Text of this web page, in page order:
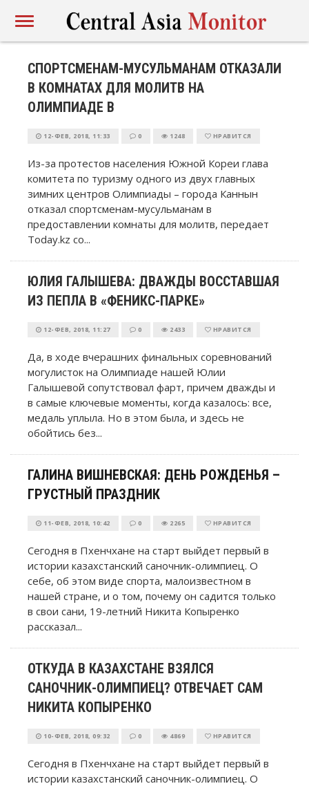
СПОРТСМЕНАМ-МУСУЛЬМАНАМ ОТКАЗАЛИ
В КОМНАТАХ ДЛЯ МОЛИТВ НА
ОЛИМПИАДЕ В
12-ФЕВ, 2018, 11:33 0 1248 НРАВИТСЯ
Из-за протестов населения Южной Кореи глава
комитета по туризму одного из двух главных
зимних центров Олимпиады – города Каннын
отказал спортсменам-мусульманам в
предоставлении комнаты для молитв, передает
Today.kz со...
ЮЛИЯ ГАЛЫШЕВА: ДВАЖДЫ ВОССТАВШАЯ
ИЗ ПЕПЛА В «ФЕНИКС-ПАРКЕ»
12-ФЕВ, 2018, 11:27 0 2433 НРАВИТСЯ
Да, в ходе вчерашних финальных соревнований
могулисток на Олимпиаде нашей Юлии
Галышевой сопутствовал фарт, причем дважды и
в самые ключевые моменты, когда казалось: все,
медаль уплыла. Но в этом была, и здесь не
обойтись без...
ГАЛИНА ВИШНЕВСКАЯ: ДЕНЬ РОЖДЕНЬЯ –
ГРУСТНЫЙ ПРАЗДНИК
11-ФЕВ, 2018, 10:42 0 2265 НРАВИТСЯ
Сегодня в Пхенчхане на старт выйдет первый в
истории казахстанский саночник-олимпиец. О
себе, об этом виде спорта, малоизвестном в
нашей стране, и о том, почему он садится только
в свои сани, 19-летний Никита Копыренко
рассказал...
ОТКУДА В КАЗАХСТАНЕ ВЗЯЛСЯ
САНОЧНИК-ОЛИМПИЕЦ? ОТВЕЧАЕТ САМ
НИКИТА КОПЫРЕНКО
10-ФЕВ, 2018, 09:32 0 4869 НРАВИТСЯ
Сегодня в Пхенчхане на старт выйдет первый в
истории казахстанский саночник-олимпиец. О